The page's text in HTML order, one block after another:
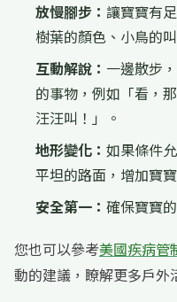
放慢腳步： 讓寶寶有
樹葉的顏色、小鳥的
互動解說： 一邊散步
的事物，例如「看，
汪汪叫！」。
地形變化： 如果條件
平坦的路面，增加寶
安全第一： 確保寶寶
您也可以參考美國疾病管
動的建議，瞭解更多戶外